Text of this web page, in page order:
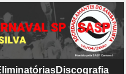
Discografia